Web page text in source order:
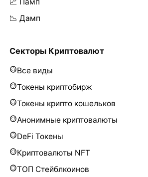
📉 Дамп
Секторы Криптовалют
Все виды
Токены криптобирж
Токены крипто кошельков
Анонимные криптовалюты
DeFi Токены
Криптовалюты NFT
ТОП Стейблкоинов